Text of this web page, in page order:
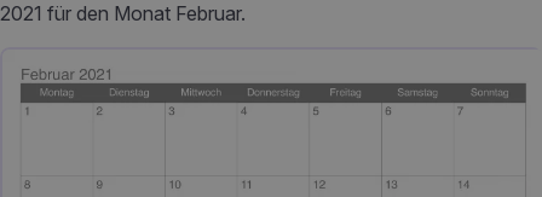
2021 für den Monat Februar.